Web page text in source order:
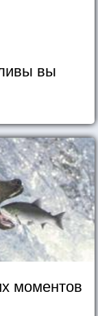
вы
моментов